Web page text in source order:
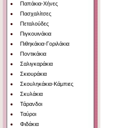
Παπάκια-Χήνες
Πασχαλίτσες
Πεταλούδες
Πιγκουινάκια
Πιθηκάκια-Γοριλάκια
Ποντικάκια
Σαλιγκαράκια
Σκιουράκια
Σκουληκάκια-Κάμπιες
Σκυλάκια
Τάρανδοι
Ταύροι
Φιδάκια